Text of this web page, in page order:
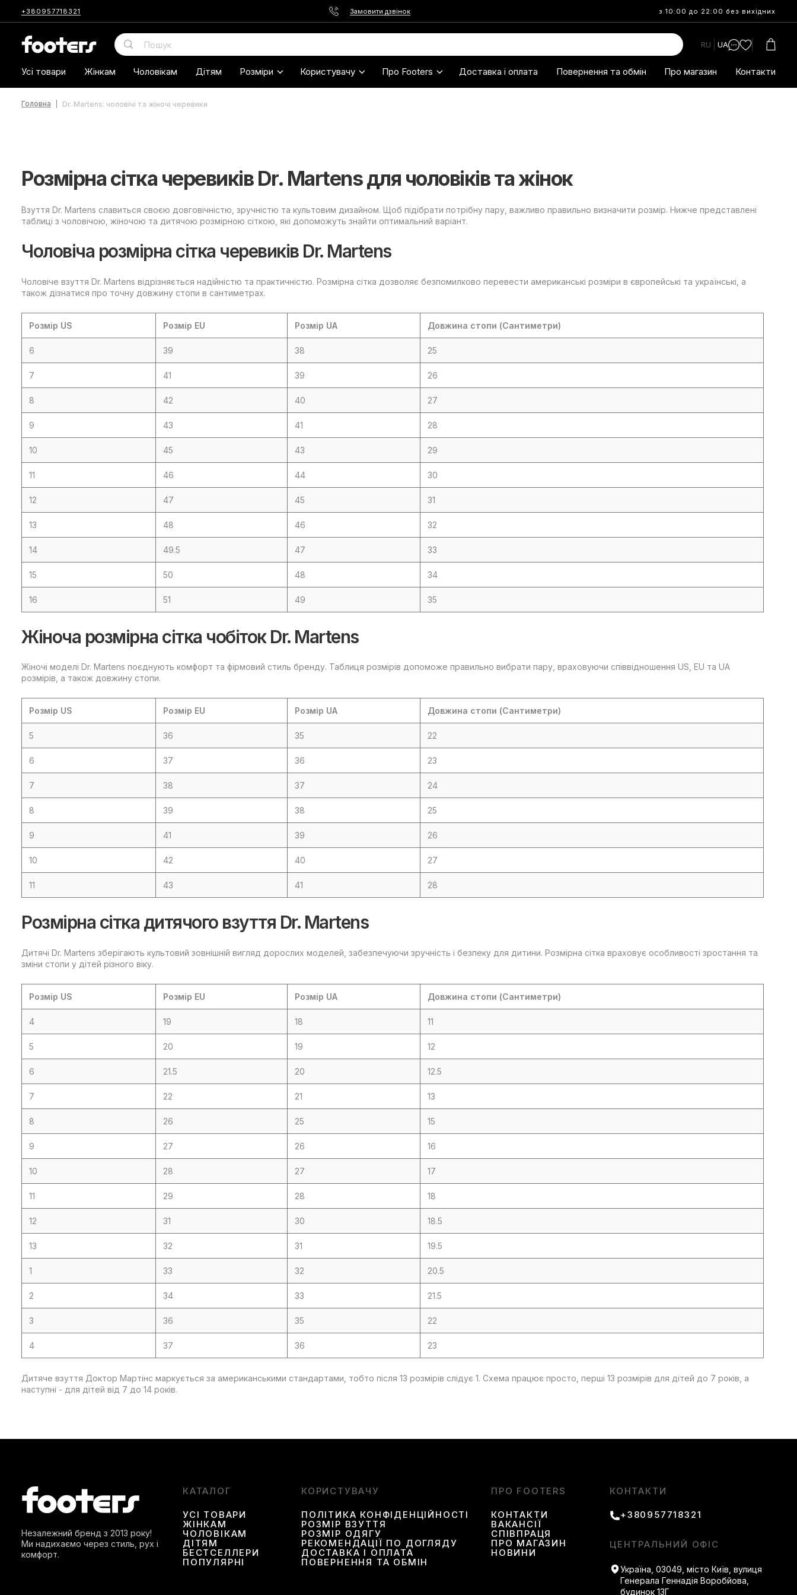
+380957718321 Замовити дзвінок з 10:00 до 22:00 без вихідних
RU UA
Усі товари Жінкам Чоловікам Дітям Розміри Користувачу Про Footers Доставка і оплата Повернення та обмін Про магазин Контакти
Головна Dr. Martens: чоловічі та жіночі черевики
Розмірна сітка черевиків Dr. Martens для чоловіків та жінок
Взуття Dr. Martens славиться своєю довговічністю, зручністю та культовим дизайном. Щоб підібрати потрібну пару, важливо правильно визначити розмір. Нижче представлені
таблиці з чоловічою, жіночою та дитячою розмірною сіткою, які допоможуть знайти оптимальний варіант.
Чоловіча розмірна сітка черевиків Dr. Martens
Чоловіче взуття Dr. Martens відрізняється надійністю та практичністю. Розмірна сітка дозволяє безпомилково перевести американські розміри в європейські та українські, а
також дізнатися про точну довжину стопи в сантиметрах.
Розмір US Розмір EU Розмір UA Довжина стопи (Сантиметри)
6 39 38 25
7 41 39 26
8 42 40 27
9 43 41 28
10 45 43 29
11 46 44 30
12 47 45 31
13 48 46 32
14 49.5 47 33
15 50 48 34
16 51 49 35
Жіноча розмірна сітка чобіток Dr. Martens
Жіночі моделі Dr. Martens поєднують комфорт та фірмовий стиль бренду. Таблиця розмірів допоможе правильно вибрати пару, враховуючи співвідношення US, EU та UA
розмірів, а також довжину стопи.
Розмір US Розмір EU Розмір UA Довжина стопи (Сантиметри)
5 36 35 22
6 37 36 23
7 38 37 24
8 39 38 25
9 41 39 26
10 42 40 27
11 43 41 28
Розмірна сітка дитячого взуття Dr. Martens
Дитячі Dr. Martens зберігають культовий зовнішній вигляд дорослих моделей, забезпечуючи зручність і безпеку для дитини. Розмірна сітка враховує особливості зростання та
зміни стопи у дітей різного віку.
Розмір US Розмір EU Розмір UA Довжина стопи (Сантиметри)
4 19 18 11
5 20 19 12
6 21.5 20 12.5
7 22 21 13
8 26 25 15
9 27 26 16
10 28 27 17
11 29 28 18
12 31 30 18.5
13 32 31 19.5
1 33 32 20.5
2 34 33 21.5
3 36 35 22
4 37 36 23
Дитяче взуття Доктор Мартінс маркується за американськими стандартами, тобто після 13 розмірів слідує 1. Схема працює просто, перші 13 розмірів для дітей до 7 років, а
наступні - для дітей від 7 до 14 років.
Незалежний бренд з 2013 року!
Ми надихаємо через стиль, рух і
комфорт.
КАТАЛОГ
УСІ ТОВАРИ
ЖІНКАМ
ЧОЛОВІКАМ
ДІТЯМ
БЕСТСЕЛЛЕРИ
ПОПУЛЯРНІ
КОРИСТУВАЧУ
ПОЛІТИКА КОНФІДЕНЦІЙНОСТІ
РОЗМІР ВЗУТТЯ
РОЗМІР ОДЯГУ
РЕКОМЕНДАЦІЇ ПО ДОГЛЯДУ
ДОСТАВКА І ОПЛАТА
ПОВЕРНЕННЯ ТА ОБМІН
ПРО FOOTERS
КОНТАКТИ
ВАКАНСІЇ
СПІВПРАЦЯ
ПРО МАГАЗИН
НОВИНИ
КОНТАКТИ
+380957718321
ЦЕНТРАЛЬНИЙ ОФІС
Україна, 03049, місто Київ, вулиця
Генерала Геннадія Воробйова,
будинок 13Г